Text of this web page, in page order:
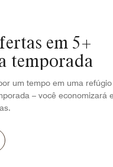
em 5+
temporada
um tempo em uma refúgio
– você economizará